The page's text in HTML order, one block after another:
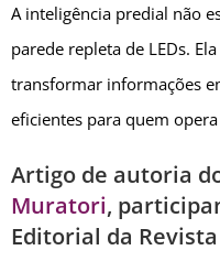
A inteligência predial não
parede repleta de LEDs.
transformar informações
eficientes para quem
Artigo de autoria
Muratori,
Editorial da